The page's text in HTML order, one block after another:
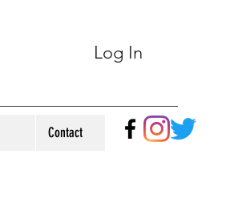
Log In
Contact